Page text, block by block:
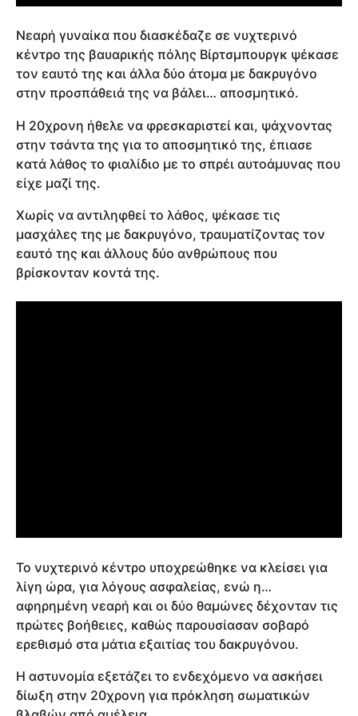
Νεαρή γυναίκα που διασκέδαζε σε νυχτερινό
κέντρο της βαυαρικής πόλης Βίρτσμπουργκ ψέκασε
τον εαυτό της και άλλα δύο άτομα με δακρυγόνο
στην προσπάθειά της να βάλει… αποσμητικό.
Η 20χρονη ήθελε να φρεσκαριστεί και, ψάχνοντας
στην τσάντα της για το αποσμητικό της, έπιασε
κατά λάθος το φιαλίδιο με το σπρέι αυτοάμυνας που
είχε μαζί της.
Χωρίς να αντιληφθεί το λάθος, ψέκασε τις
μασχάλες της με δακρυγόνο, τραυματίζοντας τον
εαυτό της και άλλους δύο ανθρώπους που
βρίσκονταν κοντά της.
Το νυχτερινό κέντρο υποχρεώθηκε να κλείσει για
λίγη ώρα, για λόγους ασφαλείας, ενώ η…
αφηρημένη νεαρή και οι δύο θαμώνες δέχονταν τις
πρώτες βοήθειες, καθώς παρουσίασαν σοβαρό
ερεθισμό στα μάτια εξαιτίας του δακρυγόνου.
Η αστυνομία εξετάζει το ενδεχόμενο να ασκήσει
δίωξη στην 20χρονη για πρόκληση σωματικών